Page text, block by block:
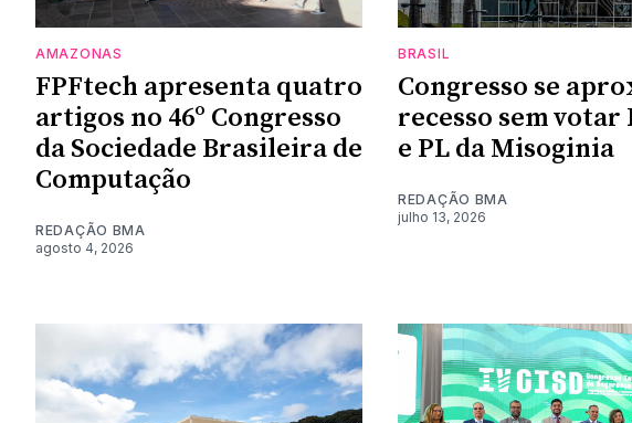
AMAZONAS
FPFtech apresenta quatro
artigos no 46º Congresso
da Sociedade Brasileira de
Computação
REDAÇÃO BMA
agosto 4, 2026
BRASIL
Congresso se
recesso sem votar
e PL da Misoginia
REDAÇÃO BMA
julho 13, 2026